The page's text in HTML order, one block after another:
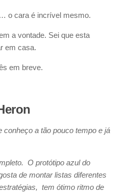
o cara é incrível mesmo.
a vontade. Sei que esta
em casa.
em breve.
conheço a tão pouco tempo e já
O protótipo azul do
de montar listas diferentes
tem ótimo ritmo de